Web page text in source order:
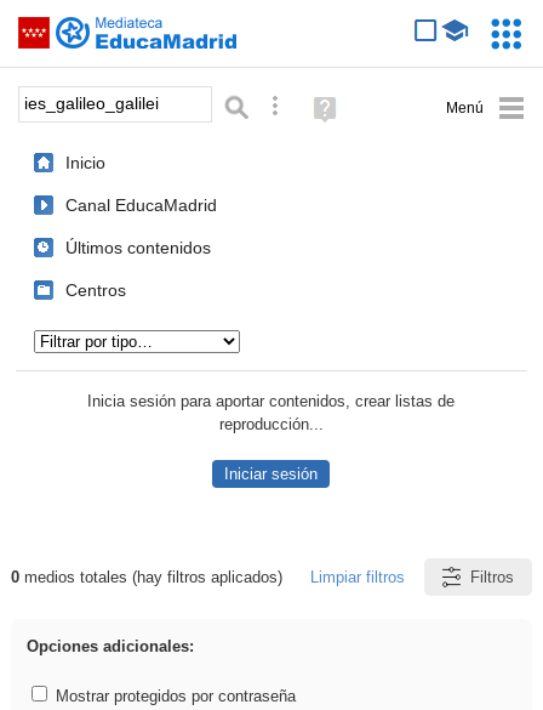
Saltar navegación
Palabra o frase: Búsqueda avanzada
Ayuda
(en
Inicio
Canal EducaMadrid
Últimos contenidos
Centros
Inicia sesión para aportar contenidos, crear listas de
reproducción...
Iniciar sesión
Resultados de: ies_galileo_galilei
0medios totales (hay filtros aplicados) Limpiar filtros Filtros
Opciones adicionales:
Mostrar protegidos por contraseña